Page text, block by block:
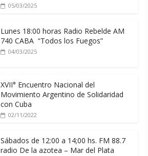
05/03/2025
Lunes 18:00 horas Radio Rebelde AM
740 CABA “Todos los Fuegos”
04/03/2025
XVII° Encuentro Nacional del
Movimiento Argentino de Solidaridad
con Cuba
02/11/2022
Sábados de 12:00 a 14;00 hs. FM 88.7
radio De la azotea – Mar del Plata